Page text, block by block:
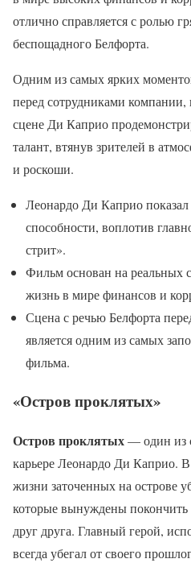
отлично справляется с ролью
беспощадного Белфорта.
Одним из самых ярких
перед сотрудниками
сцене Ди Каприо
талант, втянув зрителей в
и роскоши.
Леонардо Ди Каприо показал
способности, воплотив
стрит».
Фильм основан на реальных
жизнь в мире финансов и
Сцена с речью Белфорта
является одним из самых
фильма.
«Остров проклятых»
Остров проклятых— один из
карьере Леонардо Ди Каприо.
жизни заточенных на острове
которые вынуждены
друг друга. Главный герой,
всегда убегал от своего